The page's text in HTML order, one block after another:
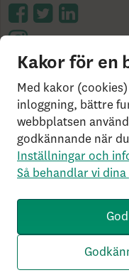
Cookies på skandia.se
utanför Sverige?
investerarskydd
Så
Om
Rekommenderade
Livförsäkringsbolaget
Stockholm, Tel:
c2d22db21baa526
Kakor för en
Med kakor
inloggning, bättre
webbplatsen
godkännande när
Inställningar och
Så behandlar vi